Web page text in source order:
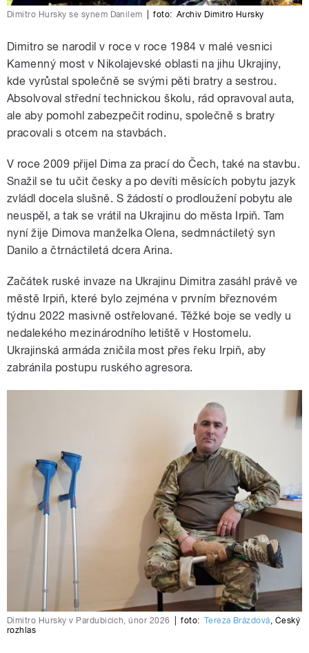
Dimitro Hursky se synem Danilem foto: Archiv Dimitro Hursky
Dimitro se narodil v roce v roce 1984 v malé vesnici
Kamenný most v Nikolajevské oblasti na jihu Ukrajiny,
kde vyrůstal společně se svými pěti bratry a sestrou.
Absolvoval střední technickou školu, rád opravoval auta,
ale aby pomohl zabezpečit rodinu, společně s bratry
pracovali s otcem na stavbách.
V roce 2009 přijel Dima za prací do Čech, také na stavbu.
Snažil se tu učit česky a po devíti měsících pobytu jazyk
zvládl docela slušně. S žádostí o prodloužení pobytu ale
neuspěl, a tak se vrátil na Ukrajinu do města Irpiň. Tam
nyní žije Dimova manželka Olena, sedmnáctiletý syn
Danilo a čtrnáctiletá dcera Arina.
Začátek ruské invaze na Ukrajinu Dimitra zasáhl právě ve
městě Irpiň, které bylo zejména v prvním březnovém
týdnu 2022 masivně ostřelované. Těžké boje se vedly u
nedalekého mezinárodního letiště v Hostomelu.
Ukrajinská armáda zničila most přes řeku Irpiň, aby
zabránila postupu ruského agresora.
Dimitro Hursky v Pardubicích, únor 2026 foto: Tereza Brázdová, Český
rozhlas